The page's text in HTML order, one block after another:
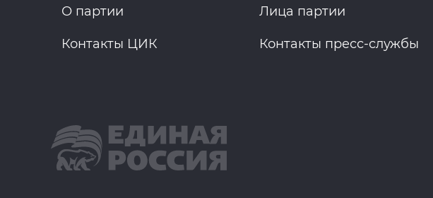
О партии Лица партии
Контакты ЦИК Контакты пресс-службы